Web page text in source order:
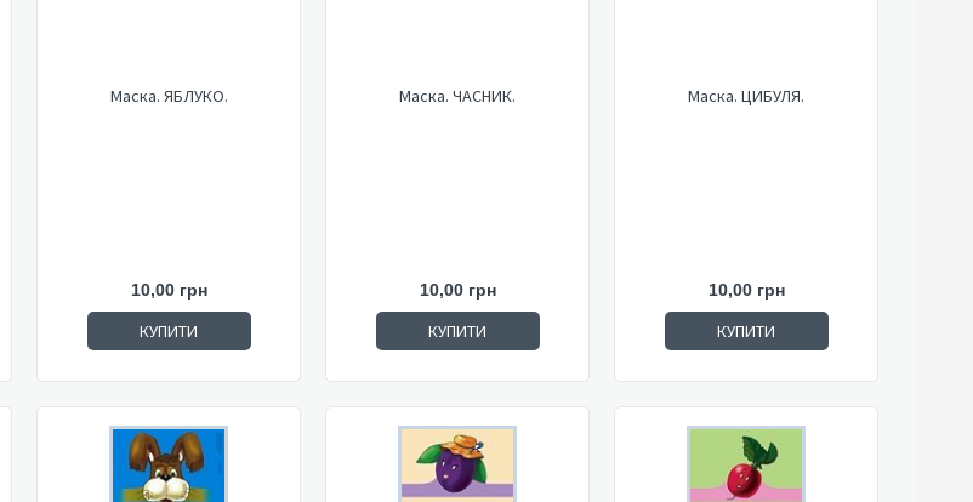
Маска. ЯБЛУКО.
10,00 грн
КУПИТИ
Маска. ЧАСНИК.
10,00 грн
КУПИТИ
Маска. ЦИБУЛЯ.
10,00 грн
КУПИТИ